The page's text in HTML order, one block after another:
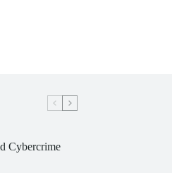
Cybercrime